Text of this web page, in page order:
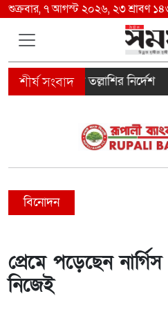
শুক্রবার, ৭ আগস্ট ২০২৬, ২৩ শ্রাবণ
সবাইকে তল্লাশির নির্দেশ
বিনোদন
প্রেমে পড়েছেন
নিজেই